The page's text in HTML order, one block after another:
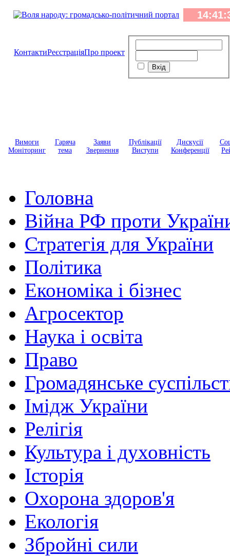
КонтактиРеєстраціяПро проект
Вимоги
Моніторинг
Гаряча
тема
Заяви
Звернення
Публікації
Виступи
Дискусії
Конференції
Головна
Війна РФ проти
Стратегія для України
Політика
Економіка і бізнес
Агросектор
Наука і освіта
Право
Громадянське
Імідж України
Релігія
Культура і духовність
Історія
Охорона здоров'я
Екологія
Збройні сили